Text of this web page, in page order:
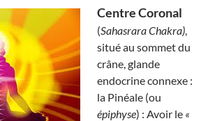
Centre Coronal
(Sahasrara Chakra)
situé au sommet du
crâne, glande
endocrine connexe :
la Pinéale (ou
épiphyse) : Avoir le «